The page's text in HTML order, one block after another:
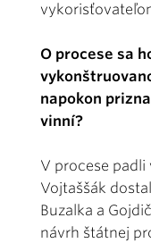
O procese sa
napokon
vinní?
V procese padli
Vojtaššák
Buzalka a
návrh štátnej